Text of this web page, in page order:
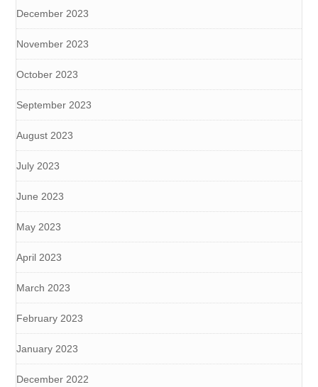
December 2023
November 2023
October 2023
September 2023
August 2023
July 2023
June 2023
May 2023
April 2023
March 2023
February 2023
January 2023
December 2022